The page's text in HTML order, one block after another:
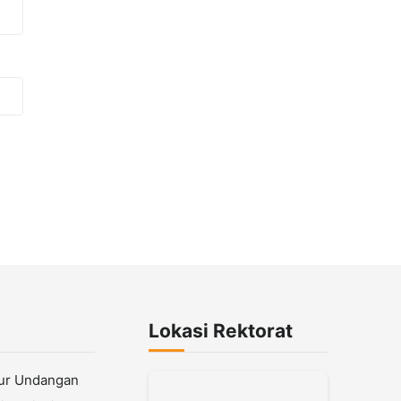
Undangan
Lokasi Rektorat